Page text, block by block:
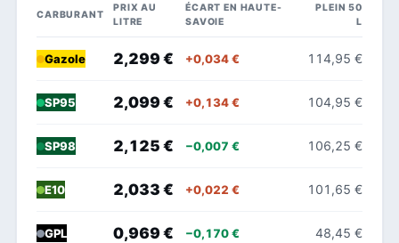
CARBURANT
PRIX AU
LITRE
ÉCART EN HAUTE-
SAVOIE
PLEIN 50
L
Gazole 2,299 € +0,034 € 114,95 €
SP95 2,099 € +0,134 € 104,95 €
SP98 2,125 € −0,007 € 106,25 €
E10 2,033 € +0,022 € 101,65 €
GPL 0,969 € −0,170 € 48,45 €